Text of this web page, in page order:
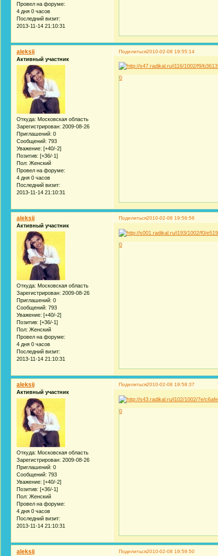
Провел на форуме:
4 дня 0 часов
Последний визит:
2013-11-14 21:10:31
Поделиться2010-02-08 19:55:14
aleksij
Активный участник
Откуда: Московская область
Зарегистрирован: 2009-08-26
Приглашений: 0
Сообщений: 793
Уважение: [+40/-2]
Позитив: [+36/-1]
Пол: Женский
Провел на форуме:
4 дня 0 часов
Последний визит:
2013-11-14 21:10:31
0
Поделиться2010-02-08 19:56:56
aleksij
Активный участник
Откуда: Московская область
Зарегистрирован: 2009-08-26
Приглашений: 0
Сообщений: 793
Уважение: [+40/-2]
Позитив: [+36/-1]
Пол: Женский
Провел на форуме:
4 дня 0 часов
Последний визит:
2013-11-14 21:10:31
0
Поделиться2010-02-08 19:58:37
aleksij
Активный участник
Откуда: Московская область
Зарегистрирован: 2009-08-26
Приглашений: 0
Сообщений: 793
Уважение: [+40/-2]
Позитив: [+36/-1]
Пол: Женский
Провел на форуме:
4 дня 0 часов
Последний визит:
2013-11-14 21:10:31
0
Поделиться2010-02-08 19:59:50
aleksij